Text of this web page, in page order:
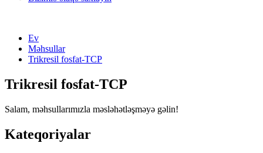
Ev
Məhsullar
Trikresil fosfat-TCP
Trikresil fosfat-TCP
Salam, məhsullarımızla məsləhətləşməyə gəlin!
Kateqoriyalar